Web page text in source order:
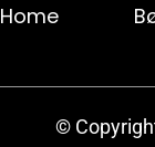
Home
©